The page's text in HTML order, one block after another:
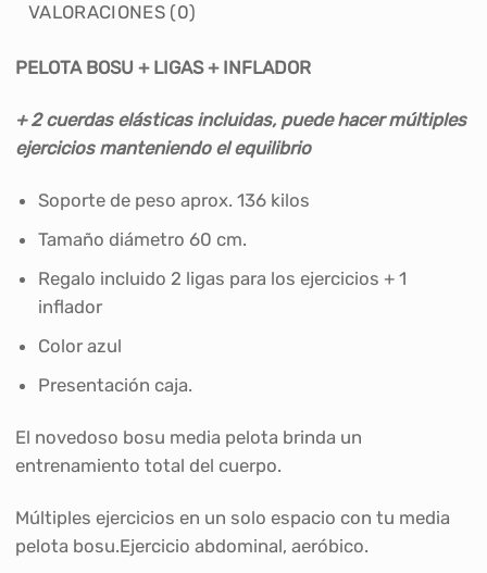
VALORACIONES (0)
PELOTA BOSU + LIGAS + INFLADOR
+ 2 cuerdas elásticas incluidas, puede hacer múltiples
ejercicios manteniendo el equilibrio
Soporte de peso aprox. 136 kilos
Tamaño diámetro 60 cm.
Regalo incluido 2 ligas para los ejercicios + 1
inflador
Color azul
Presentación caja.
El novedoso bosu media pelota brinda un
entrenamiento total del cuerpo.
Múltiples ejercicios en un solo espacio con tu media
pelota bosu.Ejercicio abdominal, aeróbico.